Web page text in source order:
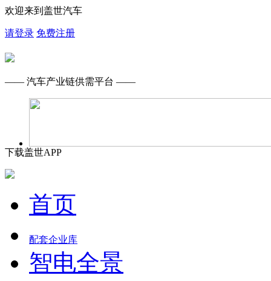
欢迎来到盖世汽车
请登录 免费注册
—— 汽车产业链供需平台 ——
下载盖世APP
首页
配套企业库
智电全景